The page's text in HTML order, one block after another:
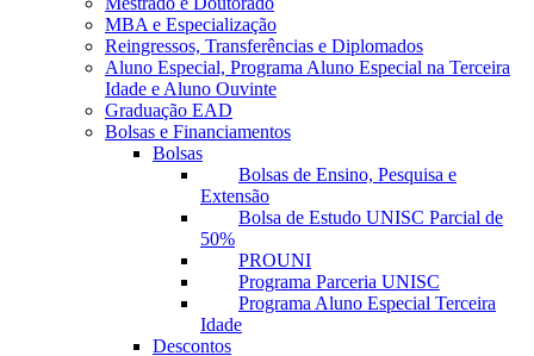
MBA e Especialização
Reingressos, Transferências e Diplomados
Aluno Especial, Programa Aluno Especial na Terceira
Idade e Aluno Ouvinte
Graduação EAD
Bolsas e Financiamentos
Bolsas
Bolsas de Ensino, Pesquisa e
Extensão
Bolsa de Estudo UNISC Parcial de
50%
PROUNI
Programa Parceria UNISC
Programa Aluno Especial Terceira
Idade
Descontos